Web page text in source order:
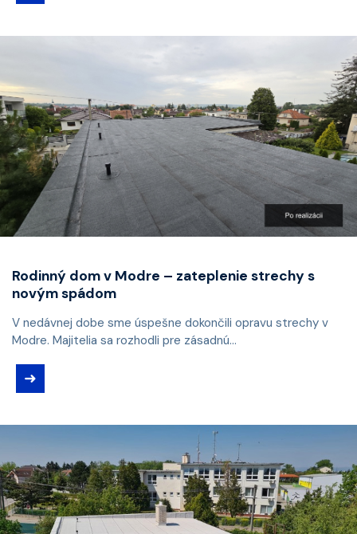
Rodinný dom v Modre – zateplenie strechy s
novým spádom
V nedávnej dobe sme úspešne dokončili opravu strechy v
Modre. Majitelia sa rozhodli pre zásadnú...
➜